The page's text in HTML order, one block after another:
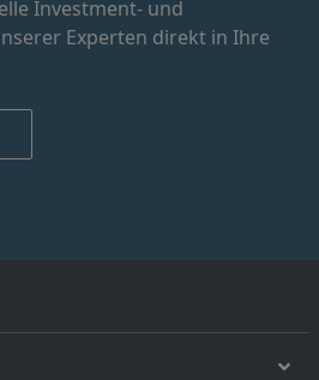
Investment- und
Experten direkt in Ihre